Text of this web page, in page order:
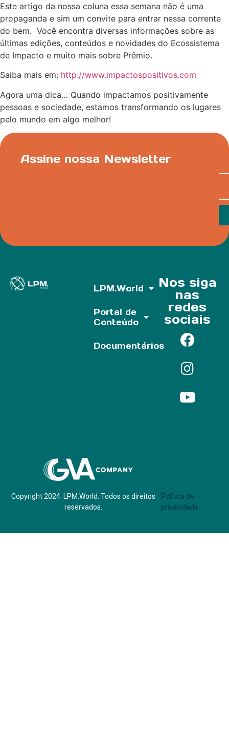
Este artigo da nossa coluna essa semana não é uma
propaganda e sim um convite para entrar nessa corrente
do bem. Você encontra diversas informações sobre as
últimas edições, conteúdos e novidades do Ecossistema
de Impacto e muito mais sobre Prêmio.
Saiba mais em: http://www.impactospositivos.com
Agora uma dica… Quando impactamos positivamente
pessoas e sociedade, estamos transformando os lugares
pelo mundo em algo melhor!
Assine nossa Newsletter
LPM.World
Portal de
Conteúdo
Documentários
Nos siga
nas
redes
sociais
Copyright 2024. LPM.World. Todos os direitos
reservados.
Política de
privacidade.